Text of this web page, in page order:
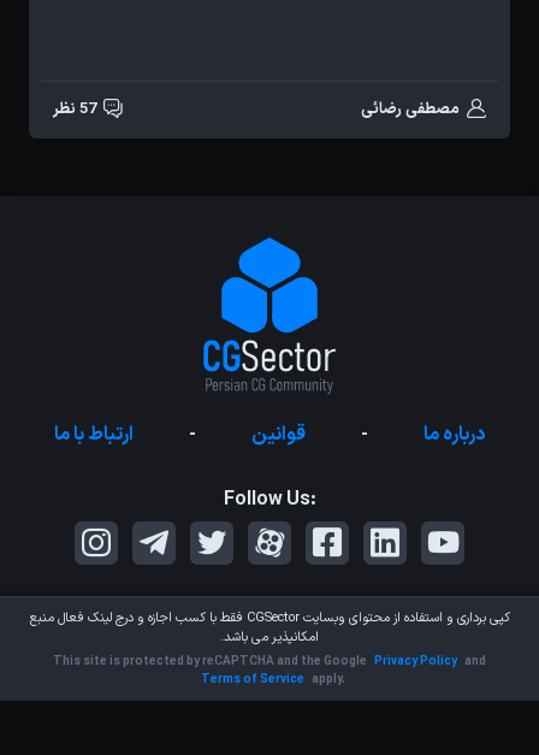
مصطفی رضائی 57 نظر
درباره ما - قوانین - ارتباط با ما
Follow Us:
کپی برداری و استفاده از محتوای وبسایتCGSector فقط با کسب اجازه و درج لینک فعال منبع
امکانپذیر می باشد.
This site is protected by reCAPTCHA and the Google Privacy Policy and
Terms of Service apply.